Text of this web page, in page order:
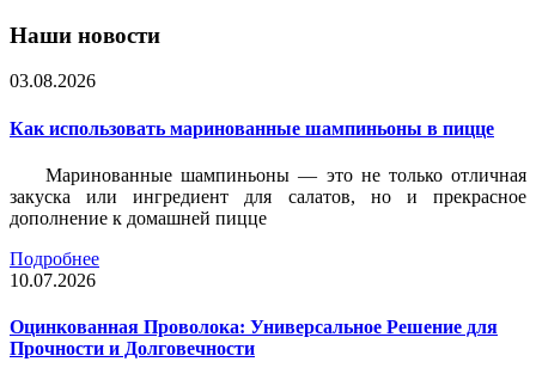
Наши новости
03.08.2026
Как использовать маринованные шампиньоны в пицце
Маринованные шампиньоны — это не только отличная
закуска или ингредиент для салатов, но и прекрасное
дополнение к домашней пицце
Подробнее
10.07.2026
Оцинкованная Проволока: Универсальное Решение для
Прочности и Долговечности